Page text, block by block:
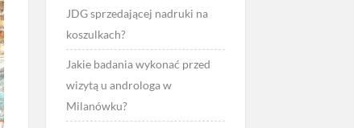
JDG sprzedającej nadruki na
koszulkach?
Jakie badania wykonać przed
wizytą u androloga w
Milanówku?